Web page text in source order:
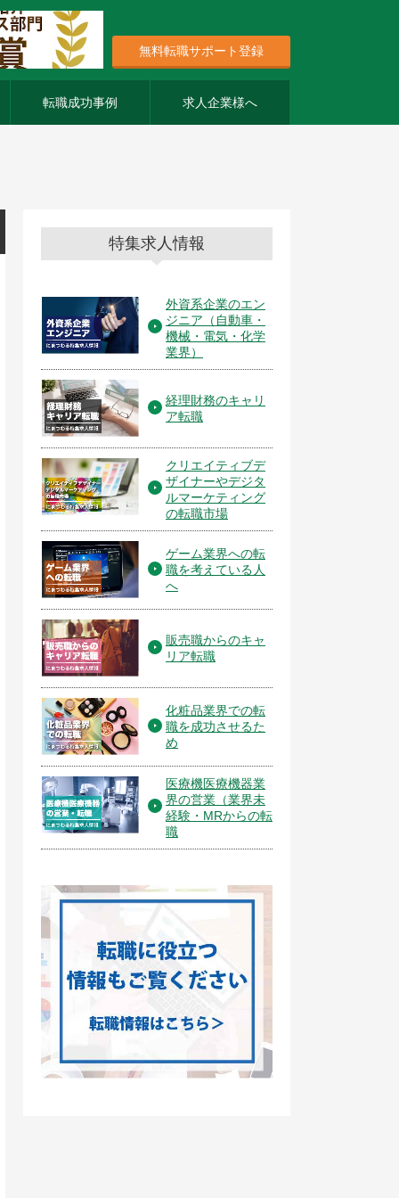
無料転職サポート登録
転職成功事例 求人企業様へ
特集求人情報
外資系企業のエン
ジニア（自動車・
機械・電気・化学
業界）
経理財務のキャリ
ア転職
クリエイティブデ
ザイナーやデジタ
ルマーケティング
の転職市場
ゲーム業界への転
職を考えている人
へ
販売職からのキャ
リア転職
化粧品業界での転
職を成功させるた
め
医療機医療機器業
界の営業（業界未
経験・MRからの転
職